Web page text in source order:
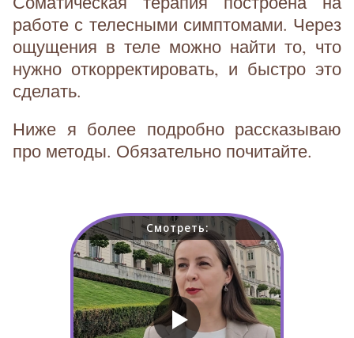
работе с телесными симптомами. Через
ощущения в теле можно найти то, что
нужно откорректировать, и быстро это
сделать.
Ниже я более подробно рассказываю
про методы. Обязательно почитайте.
Смотреть: